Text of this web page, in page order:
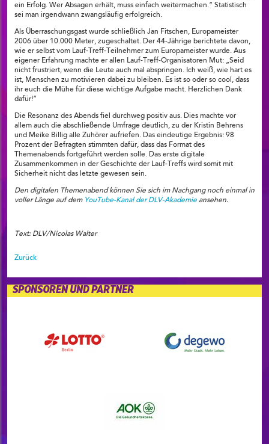
ein Erfolg. Wer Absagen erhält, muss einfach weitermachen.“ Statistisch
sei man irgendwann zwangsläufig erfolgreich.
Als Überraschungsgast wurde schließlich Jan Fitschen, Europameister
2006 über 10.000 Meter, zugeschaltet. Der 44-Jährige berichtete davon,
wie er selbst vom Lauf-Treff-Teilnehmer zum Europameister wurde. Aus
eigener Erfahrung machte er allen Lauf-Treff-Organisatoren Mut: „Seid
nicht frustriert, wenn die Leute auch mal abspringen. Ich weiß, wie hart es
ist, Menschen zu motivieren dabei zu bleiben. Es ist so oder so cool, dass
ihr euch die Mühe für diese wichtige Aufgabe macht. Herzlichen Dank
dafür!“
Die Resonanz des Abends fiel durchweg positiv aus. Dies machte vor
allem auch die abschließende Umfrage deutlich, zu der Kristin Behrens
und Meike Billig alle Zuhörer aufriefen. Das eindeutige Ergebnis: 98
Prozent der Befragten stimmten dafür, dass das Format des
Themenabends fortgeführt werden solle. Das erste digitale
Zusammenkommen in der Geschichte der Lauf-Treffs wird somit mit
Sicherheit nicht das letzte gewesen sein.
Den digitalen Themenabend können Sie sich im Nachgang noch einmal in
voller Länge auf dem YouTube-Kanal der DLV-Akademie ansehen.
Text: DLV/Nicolas Walter
Zurück
SPONSOREN UND PARTNER